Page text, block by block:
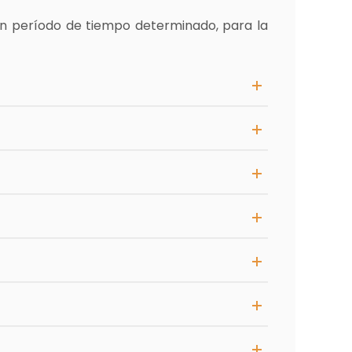
período de tiempo determinado, para la